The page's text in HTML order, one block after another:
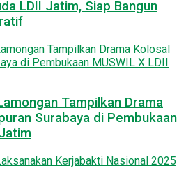
LDII Jatim, Siap Bangun
Tampilkan Drama
Surabaya di Pembukaan